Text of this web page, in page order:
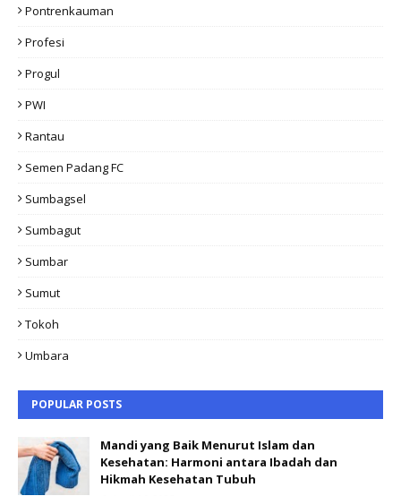
Pontrenkauman
Profesi
Progul
PWI
Rantau
Semen Padang FC
Sumbagsel
Sumbagut
Sumbar
Sumut
Tokoh
Umbara
POPULAR POSTS
Mandi yang Baik Menurut Islam dan
Kesehatan: Harmoni antara Ibadah dan
Hikmah Kesehatan Tubuh